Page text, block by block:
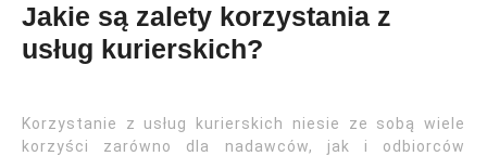
Jakie są zalety korzystania z
usług kurierskich?
Korzystanie z usług kurierskich niesie ze sobą wiele
korzyści zarówno dla nadawców, jak i odbiorców